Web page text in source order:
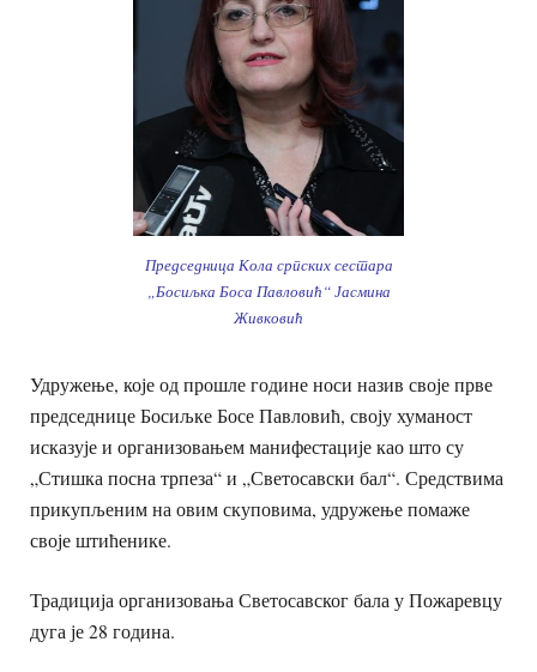
Председница Кола српских сестара
„Босиљка Боса Павловић“ Јасмина
Живковић
Удружење, које од прошле године носи назив своје прве
председнице Босиљке Босе Павловић, своју хуманост
исказује и организовањем манифестације као што су
„Стишка посна трпеза“ и „Светосавски бал“. Средствима
прикупљеним на овим скуповима, удружење помаже
своје штићенике.
Традиција организовања Светосавског бала у Пожаревцу
дуга је 28 година.